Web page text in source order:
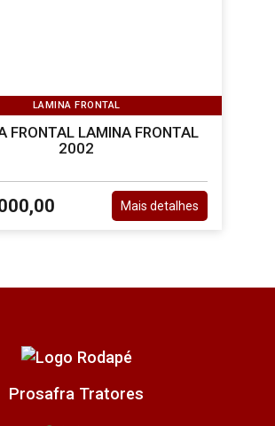
LAMINA FRONTAL
FRONTAL LAMINA FRONTAL
2002
Mais detalhes
Prosafra Tratores